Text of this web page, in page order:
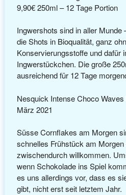
9,90€ 250ml – 12 Tage Portion
Ingwershots sind in aller Munde
die Shots in Bioqualität, ganz
Konservierungsstoffe und dafür
Ingwerstückchen. Die große
ausreichend für 12 Tage
Nesquick Intense Choco
März 2021
Süsse Cornflakes am Morgen
schnelles Frühstück am
zwischendurch willkommen.
wenn Schokolade ins Spiel
es uns allerdings vor, dass es
gibt, nicht erst seit letztem Jahr.